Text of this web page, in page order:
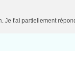
Je t'ai partiellement